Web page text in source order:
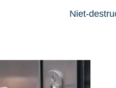
Niet-